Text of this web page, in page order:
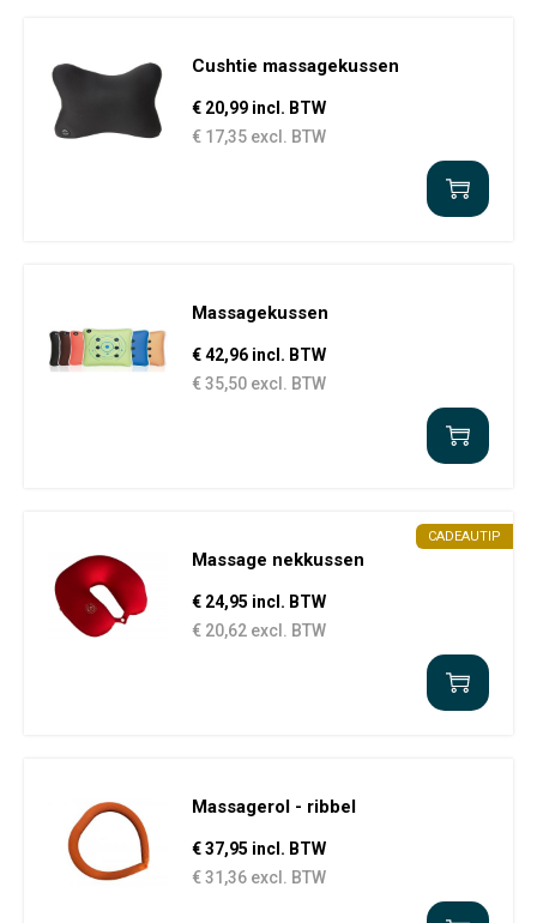
Cushtie massagekussen
€ 20,99 incl. BTW
€ 17,35 excl. BTW
Massagekussen
€ 42,96 incl. BTW
€ 35,50 excl. BTW
CADEAUTIP
Massage nekkussen
€ 24,95 incl. BTW
€ 20,62 excl. BTW
Massagerol - ribbel
€ 37,95 incl. BTW
€ 31,36 excl. BTW